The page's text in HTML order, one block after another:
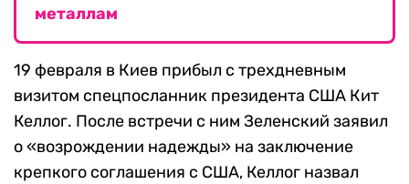
металлам
19 февраля в Киев прибыл с трехдневным
визитом спецпосланник президента США Кит
Келлог. После встречи с ним Зеленский заявил
о «возрождении надежды» на заключение
крепкого соглашения с США, Келлог назвал